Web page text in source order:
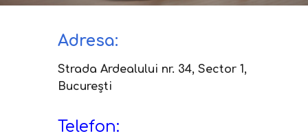
Adresa:
Strada Ardealului nr. 34, Sector 1,
București
Telefon: